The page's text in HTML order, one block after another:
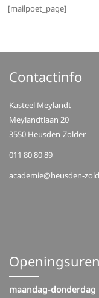
[mailpoet_page]
Contactinfo
Kasteel Meylandt
Meylandtlaan 20
3550 Heusden-Zolder
011 80 80 89
academie@heusden-
Openingsuren
maandag-donderdag